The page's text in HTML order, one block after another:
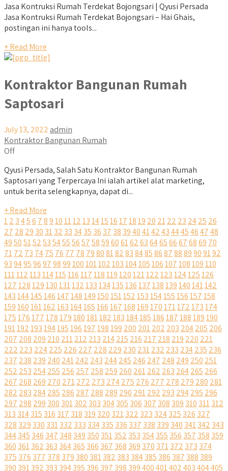
Jasa Kontruksi Rumah Terdekat Bojongsari | Qyusi Persada
Jasa Kontruksi Rumah Terdekat Bojongsari – Hai Ghais,
postingan ini hanya tools...
+ Read More
Kontraktor Bangunan Rumah
Saptosari
July 13, 2022 admin
Kontraktor Bangunan Rumah
Off
Qyusi Persada, Salah Satu Kontraktor Bangunan Rumah
Saptosari yang Terpercaya Ini ialah artikel alat marketing,
untuk berita selengkapnya, dapat di...
+ Read More
12 3456 78910111213141516171819 20 2122 23 2425 26
27 28 29 30 3132 33 3435 36 37 38 39404142434445464748
495051525354555657585960616263646566676869 70
7172 73 7475 76 77 78 7980818283848586878889909192
93949596979899100101102103104105106107108109110
111112113114115116117118119120121122123124125126
127128129130131132133134135136137138139140141142
143144145146147148149150151152153154155156157158
159160161162163164165166167168169170171172173174
175176177178179180181182183184185186187188189190
191192193194195196197198199 200 201202 203 204205 206
207 208 209 210 211212 213 214215 216 217 218 219 220 221
222 223 224225 226 227 228 229 230 231232 233 234235 236
237 238 239 240 241242 243 244245 246 247 248 249 250 251
252 253 254255 256 257 258 259 260 261262 263 264265 266
267 268 269 270 271272 273 274275 276 277 278 279 280 281
282 283 284285 286 287 288 289 290 291292 293 294295 296
297 298 299 300 301302 303 304305 306 307 308 309 310 311312
313 314315 316 317 318 319 320 321322 323 324325 326 327
328 329 330 331332 333 334335 336 337 338 339 340 341342 343
344345 346 347 348 349 350 351352 353 354355 356 357 358 359
360 361362 363 364365 366 367 368 369 370 371372 373 374
375 376 377 378 379 380 381382 383 384385 386 387 388 389
390 391392 393 394395 396 397 398 399400401402403404405